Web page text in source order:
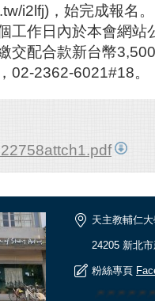
i2lfj)，始完成報名。
工作日內於本會網站
交配合款新台幣
02-2362-6021#18。
天主教輔仁
24205 新北
粉絲專頁